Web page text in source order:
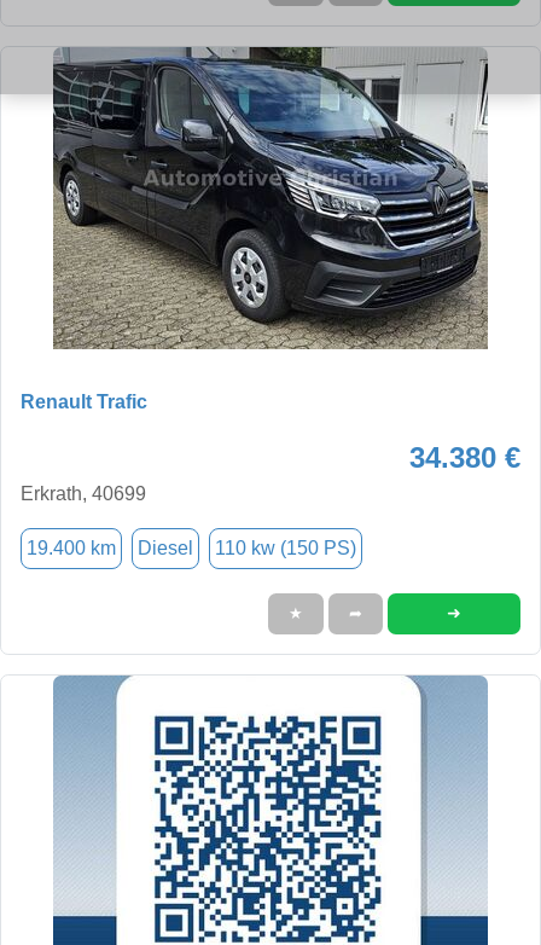
Renault Trafic
34.380 €
Erkrath, 40699
19.400 km Diesel 110 kw (150 PS)
★ ➦ ➜